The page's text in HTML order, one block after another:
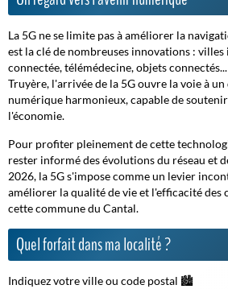
La 5G ne se limite pas à améliorer la
est la clé de nombreuses innovations :
connectée, télémédecine, objets
Truyère, l'arrivée de la 5G ouvre la voie à
numérique harmonieux, capable de
l'économie.
Pour profiter pleinement de cette
rester informé des évolutions du réseau et
2026, la 5G s'impose comme un levier
améliorer la qualité de vie et l'efficacité des
cette commune du Cantal.
Quel forfait dans ma localité ?
Indiquez votre ville ou code postal 🏙️